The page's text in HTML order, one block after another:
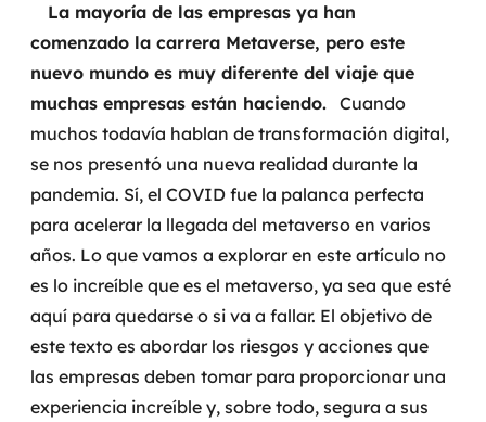
Data Platforms
Business Intelligence
Data Lakes & Warehouses
Governança de dados
Modernização de aplicações
Desenvolvimento web e mobile
Modernização tecnológica
Arquitetura de soluções
La mayoría de las empresas ya han
comenzado la carrera Metaverse, pero este
nuevo mundo es muy diferente del viaje que
muchas empresas están haciendo. Cuando
muchos todavía hablan de transformación digital,
se nos presentó una nueva realidad durante la
pandemia. Sí, el COVID fue la palanca perfecta
para acelerar la llegada del metaverso en varios
años. Lo que vamos a explorar en este artículo no
es lo increíble que es el metaverso, ya sea que esté
aquí para quedarse o si va a fallar. El objetivo de
este texto es abordar los riesgos y acciones que
las empresas deben tomar para proporcionar una
experiencia increíble y, sobre todo, segura a sus